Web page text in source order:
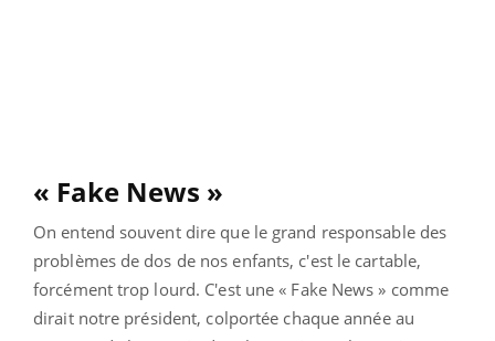
« Fake News »
On entend souvent dire que le grand responsable des
problèmes de dos de nos enfants, c'est le cartable,
forcément trop lourd. C'est une « Fake News » comme
dirait notre président, colportée chaque année au